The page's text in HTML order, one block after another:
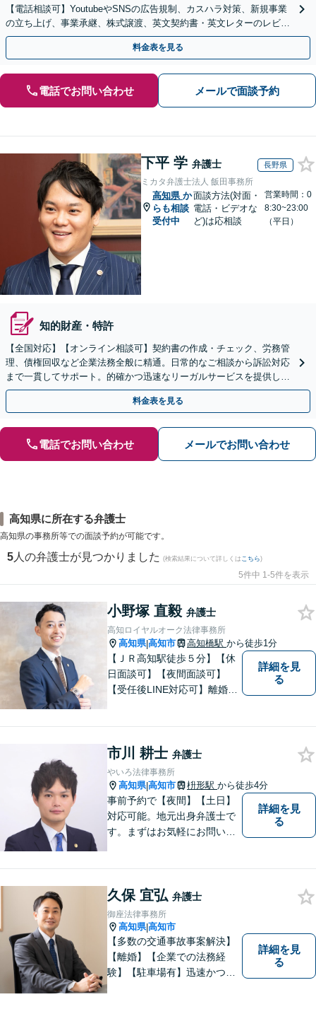
【電話相談可】YoutubeやSNSの広告規制、カスハラ対策、新規事業
の立ち上げ、事業承継、株式譲渡、英文契約書・英文レターのレビュ
ー・ドラフトなどに対応。
料金表を見る
電話でお問い合わせ メールで面談予約
下平 学 弁護士 長野県
ミカタ弁護士法人 飯田事務所
高知県 か
らも相談
受付中
面談方法(対面・
電話・ビデオな
ど)は応相談
営業時間：0
8:30~23:00
（平日）
知的財産・特許
【全国対応】【オンライン相談可】契約書の作成・チェック、労務管
理、債権回収など企業法務全般に精通。日常的なご相談から訴訟対応
まで一貫してサポート。的確かつ迅速なリーガルサービスを提供しま
す。【初回相談無料】【休日・夜間相談可】
料金表を見る
電話でお問い合わせ メールでお問い合わせ
高知県に所在する弁護士
高知県の事務所等での面談予約が可能です。
5 人の弁護士が見つかりました (検索結果について詳しくは こちら)
5件中 1-5件を表示
小野塚 直毅 弁護士
高知ロイヤルオーク法律事務所
高知県|高知市 高知橋駅 から徒歩1分
【ＪＲ高知駅徒歩５分】【休
日面談可】【夜間面談可】
【受任後LINE対応可】離婚、
詳細を見
る
市川 耕士 弁護士
やいろ法律事務所
高知県|高知市 枡形駅 から徒歩4分
事前予約で【夜間】【土日】
対応可能。地元出身弁護士で
す。まずはお気軽にお問い合
詳細を見
る
久保 宜弘 弁護士
御座法律事務所
高知県|高知市
【多数の交通事故事案解決】
【離婚】【企業での法務経
験】【駐車場有】迅速かつ丁
詳細を見
る